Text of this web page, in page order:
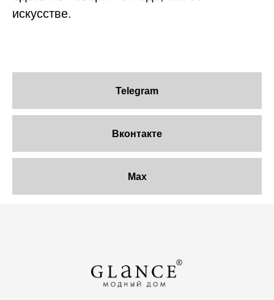
искусстве.
Telegram
Вконтакте
Max